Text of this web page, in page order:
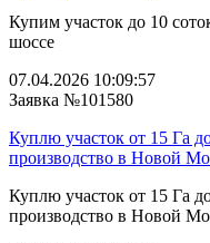
Купим участок до 10
шоссе
07.04.2026 10:09:57
Заявка №101580
Куплю участок от 15 Га
производство в Новой
Куплю участок от 15 Га
производство в Новой